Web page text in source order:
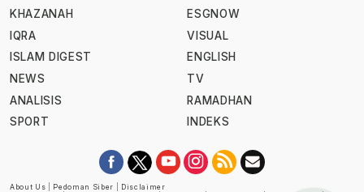
KHAZANAH
IQRA
ISLAM DIGEST
NEWS
ANALISIS
SPORT
ESGNOW
VISUAL
ENGLISH
TV
RAMADHAN
INDEKS
About Us Pedoman Siber Disclaimer